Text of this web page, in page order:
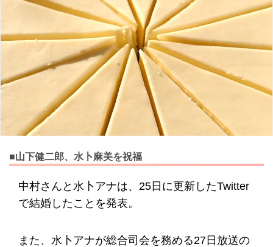
■山下健二郎、水卜麻美を祝福
中村さんと水卜アナは、25日に更新したTwitter
で結婚したことを発表。
また、水卜アナが総合司会を務める27日放送の